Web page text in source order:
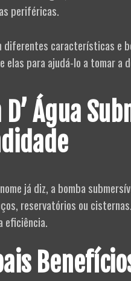
periféricas.
diferentes características e
para ajudá-lo a tomar a
D’ Água
já diz, a bomba
reservatórios ou
eficiência.